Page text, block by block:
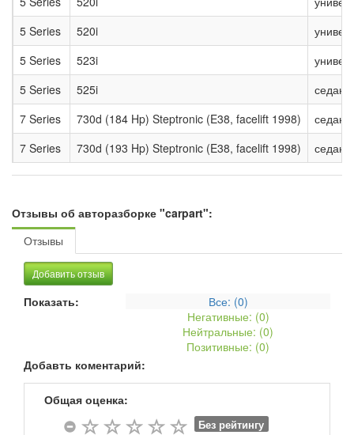
5 Series
520i
5 Series
523i
5 Series
525i
седан
7 Series
730d (184 Hp) Steptronic (E38, facelift 1998)
седан
7 Series
730d (193 Hp) Steptronic (E38, facelift 1998) седан
Отзывы об авторазборке "carpart":
Отзывы
Добавить отзыв
Показать: Все: (0)
Негативные: (0)
Нейтральные: (0)
Позитивные: (0)
Добавть коментарий:
Общая оценка:
Без рейтингу